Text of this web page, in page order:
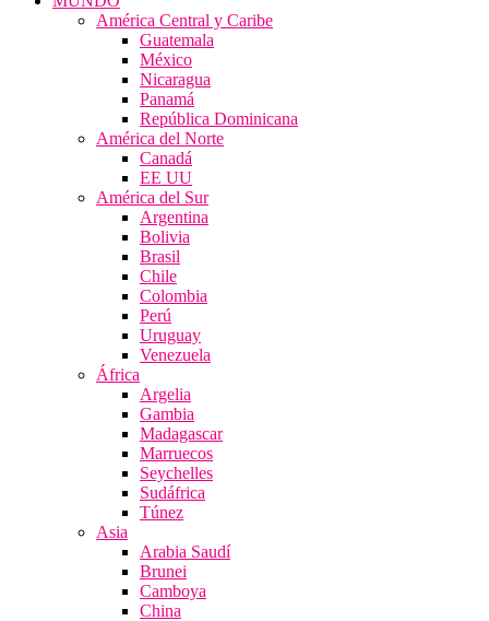
América Central y Caribe
Guatemala
México
Nicaragua
Panamá
República Dominicana
América del Norte
Canadá
EE UU
América del Sur
Argentina
Bolivia
Brasil
Chile
Colombia
Perú
Uruguay
Venezuela
África
Argelia
Gambia
Madagascar
Marruecos
Seychelles
Sudáfrica
Túnez
Asia
Arabia Saudí
Brunei
Camboya
China